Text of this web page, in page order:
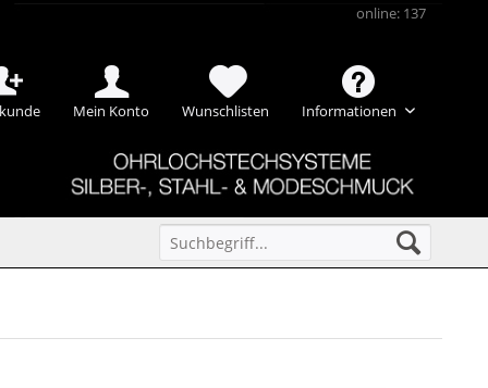
Mein Konto Wunschlisten Informationen
online: 137